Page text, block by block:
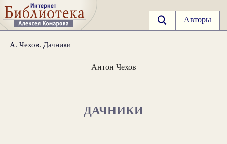
Авторы
А. Чехов. Дачники
Антон Чехов
ДАЧНИКИ